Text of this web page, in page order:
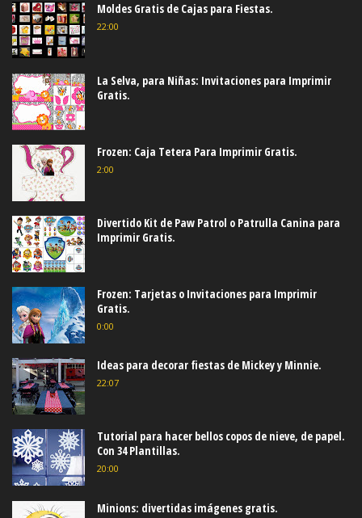
Moldes Gratis de Cajas para Fiestas.
22:00
La Selva, para Niñas: Invitaciones para Imprimir
Gratis.
Frozen: Caja Tetera Para Imprimir Gratis.
2:00
Divertido Kit de Paw Patrol o Patrulla Canina para
Imprimir Gratis.
Frozen: Tarjetas o Invitaciones para Imprimir
Gratis.
0:00
Ideas para decorar fiestas de Mickey y Minnie.
22:07
Tutorial para hacer bellos copos de nieve, de papel.
Con 34 Plantillas.
20:00
Minions: divertidas imágenes gratis.